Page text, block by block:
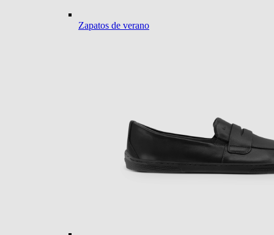
Zapatos de verano